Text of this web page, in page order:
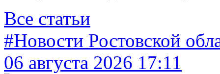
Все статьи
#Новости Ростовской
06 августа 2026 17:11